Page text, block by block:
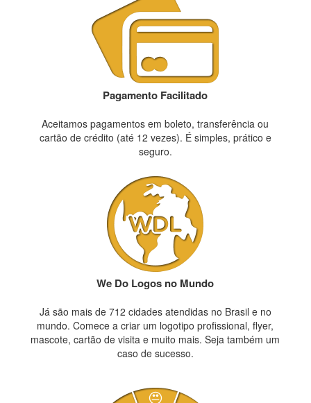
Pagamento Facilitado
Aceitamos pagamentos em boleto, transferência ou
cartão de crédito (até 12 vezes). É simples, prático e
seguro.
We Do Logos no Mundo
Já são mais de 712 cidades atendidas no Brasil e no
mundo. Comece a criar um logotipo profissional, flyer,
mascote, cartão de visita e muito mais. Seja também um
caso de sucesso.